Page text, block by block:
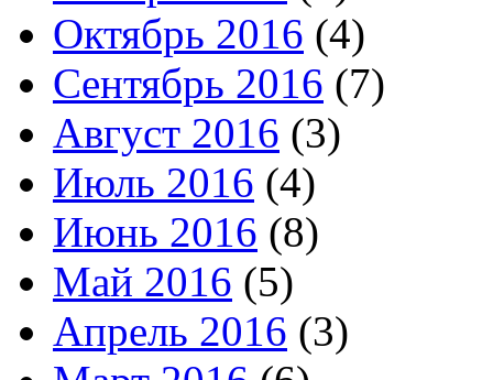
Октябрь 2016 (4)
Сентябрь 2016 (7)
Август 2016 (3)
Июль 2016 (4)
Июнь 2016 (8)
Май 2016 (5)
Апрель 2016 (3)